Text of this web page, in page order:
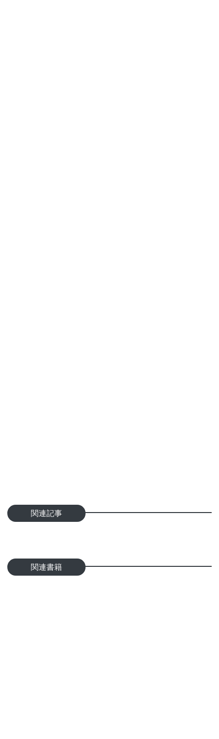
関連記事
関連書籍